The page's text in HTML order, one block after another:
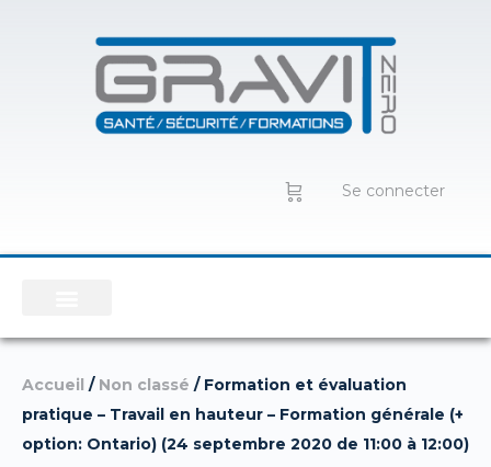
Se connecter
Accueil / Non classé / Formation et évaluation
pratique – Travail en hauteur – Formation générale (+
option: Ontario) (24 septembre 2020 de 11:00 à 12:00)